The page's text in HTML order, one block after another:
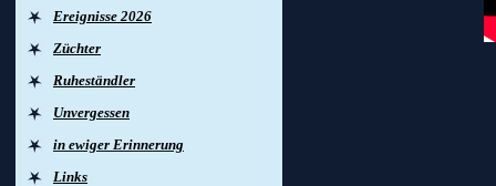
Ereignisse 2026
Züchter
Ruheständler
Unvergessen
in ewiger Erinnerung
Links